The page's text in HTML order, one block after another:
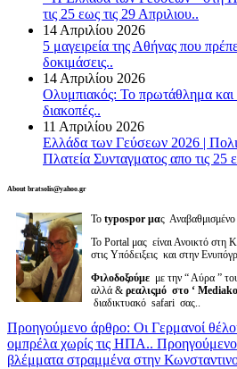
τις 25 εως τις 29 Απριλιου..
14 Απριλίου 2026
5 μαγειρεία της Αθήνας που
δοκιμάσεις..
14 Απριλίου 2026
Ολυμπιακός: Το πρωτάθλημα και
διακοπές..
11 Απριλίου 2026
Ελλάδα των Γεύσεων 2026 |
Πλατεία Συνταγματος απο τις 25
About bratsolis@yahoo.gr
Το typospor μας
Το Portal μας είναι Ανοικτό στη
στις Υπόδειξεις και στην
Φιλοδοξούμε με την “ Αύρα ”
αλλά & ρεαλιςμό στο ‘
διαδικτυακό safari σας..
Προηγούμενο άρθρο: Οι Γερμανοί
ομπρέλα χωρίς τις ΗΠΑ.. Προηγούμενο
βλέμματα στραμμένα στην